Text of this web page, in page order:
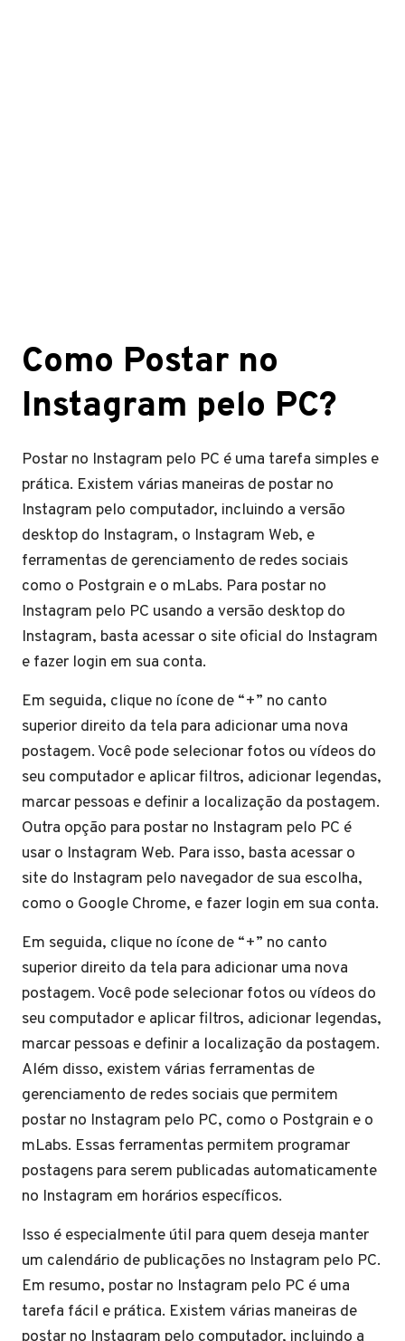
Como Postar no
Instagram pelo PC?
Postar no Instagram pelo PC é uma tarefa simples e
prática. Existem várias maneiras de postar no
Instagram pelo computador, incluindo a versão
desktop do Instagram, o Instagram Web, e
ferramentas de gerenciamento de redes sociais
como o Postgrain e o mLabs. Para postar no
Instagram pelo PC usando a versão desktop do
Instagram, basta acessar o site oficial do Instagram
e fazer login em sua conta.
Em seguida, clique no ícone de “+” no canto
superior direito da tela para adicionar uma nova
postagem. Você pode selecionar fotos ou vídeos do
seu computador e aplicar filtros, adicionar legendas,
marcar pessoas e definir a localização da postagem.
Outra opção para postar no Instagram pelo PC é
usar o Instagram Web. Para isso, basta acessar o
site do Instagram pelo navegador de sua escolha,
como o Google Chrome, e fazer login em sua conta.
Em seguida, clique no ícone de “+” no canto
superior direito da tela para adicionar uma nova
postagem. Você pode selecionar fotos ou vídeos do
seu computador e aplicar filtros, adicionar legendas,
marcar pessoas e definir a localização da postagem.
Além disso, existem várias ferramentas de
gerenciamento de redes sociais que permitem
postar no Instagram pelo PC, como o Postgrain e o
mLabs. Essas ferramentas permitem programar
postagens para serem publicadas automaticamente
no Instagram em horários específicos.
Isso é especialmente útil para quem deseja manter
um calendário de publicações no Instagram pelo PC.
Em resumo, postar no Instagram pelo PC é uma
tarefa fácil e prática. Existem várias maneiras de